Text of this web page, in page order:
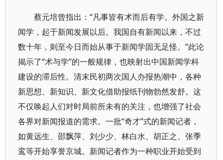
蔡元培曾指出：“凡事皆有术而后有学。外国之新
闻学，起于新闻发展以后。我国自有新闻以来，不过
数十年，则至今日而始从事于新闻学固无足怪。”此论
揭示了“术与学”的一般规律，也映射出中国新闻学科
建设的滞后性。清末民初两次国人办报热潮中，各种
新思想、新知识、新文化借助报纸刊物勃然发舒。这
不仅唤起人们对时局前所未有的关注，也增强了社会
各界对新闻报道的需求。一批“奇才”式的新闻记者，
如黄远生、邵飘萍、刘少少、林白水、胡正之、张季
鸾等开始享誉京城。新闻记者作为一种职业开始受到